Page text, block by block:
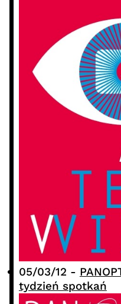
05/03/12 -
tydzień spotkań